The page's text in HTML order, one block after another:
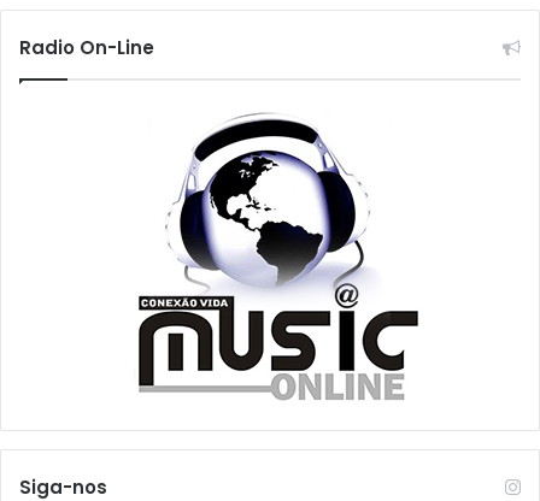
Radio On-Line
Siga-nos